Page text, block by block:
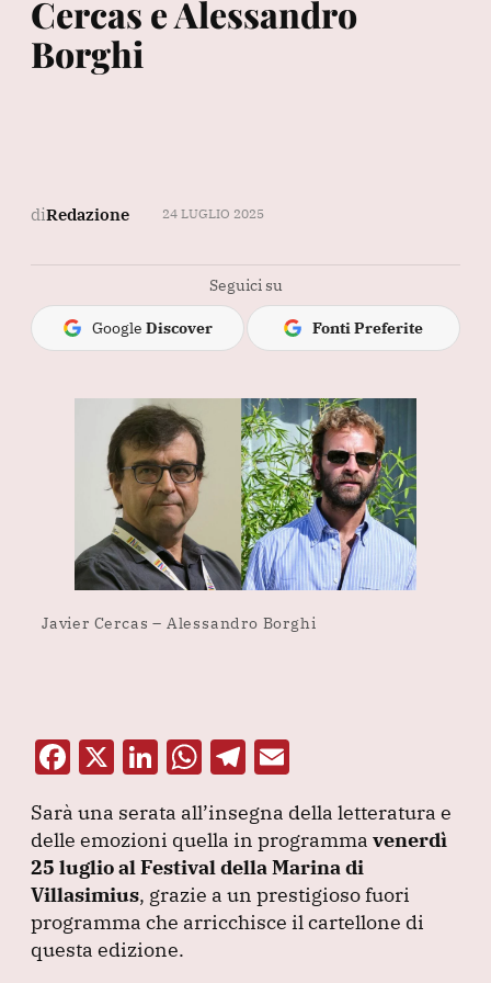
Cercas e Alessandro
Borghi
diRedazione 24 LUGLIO 2025
Seguici su
Google Discover Fonti Preferite
Javier Cercas – Alessandro Borghi
F
c
e
b
o
o
X Li
k
e
dI
n
W
at
s
A
p
T
e
gr
a
m
ai
l
Sarà una serata all’insegna della letteratura e
delle emozioni quella in programma venerdì
25 luglio al Festival della Marina di
Villasimius, grazie a un prestigioso fuori
programma che arricchisce il cartellone di
questa edizione.